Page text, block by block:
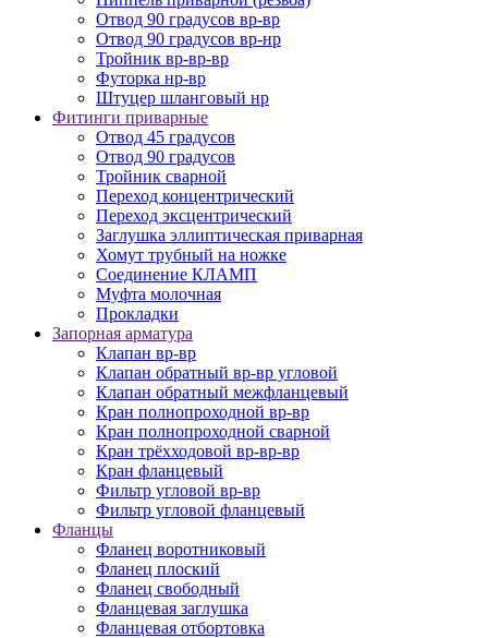
Отвод 90 градусов вр-вр
Отвод 90 градусов вр-нр
Тройник вр-вр-вр
Футорка нр-вр
Штуцер шланговый нр
Фитинги приварные
Отвод 45 градусов
Отвод 90 градусов
Тройник сварной
Переход концентрический
Переход эксцентрический
Заглушка эллиптическая приварная
Хомут трубный на ножке
Соединение КЛАМП
Муфта молочная
Прокладки
Запорная арматура
Клапан вр-вр
Клапан обратный вр-вр угловой
Клапан обратный межфланцевый
Кран полнопроходной вр-вр
Кран полнопроходной сварной
Кран трёхходовой вр-вр-вр
Кран фланцевый
Фильтр угловой вр-вр
Фильтр угловой фланцевый
Фланцы
Фланец воротниковый
Фланец плоский
Фланец свободный
Фланцевая заглушка
Фланцевая отбортовка